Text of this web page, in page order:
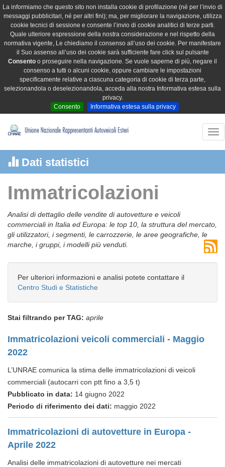
La informiamo che questo sito non installa cookie di profilazione (né per l’invio di
messaggi pubblicitari, né per altri fini); ma, per migliorare la navigazione, utilizza
cookie tecnici di sessione e consente l’invio di cookie analitici di terze parti.
Quale ulteriore espressione della nostra considerazione e nel rispetto della
normativa vigente, Le chiediamo il consenso all’uso dei cookie. Per manifestare
il Suo assenso all’uso dei cookie sarà sufficiente fare click sul pulsante
Consento o proseguire nella navigazione. Se vuole saperne di più, negare il
consenso a tutti o alcuni cookie, oppure cambiare le impostazioni
specificamente relative a ciascuna categoria di cookie di terza parte,
selezionandola o deselezionandola, acceda alla nostra Informativa estesa sulla
privacy.
Consento
Informativa estesa sulla privacy
Dati statistici
Immatricolazioni
Analisi di dettaglio delle vendite di autovetture e veicoli
commerciali in Italia ed Europa: le top 10, la struttura del mercato,
gli utilizzatori, i segmenti, le carrozzerie, le aree geografiche, le
marche, i gruppi, i modelli più venduti.
Per ulteriori informazioni e analisi potete contattare il
Centro Studi e Statistiche
Stai filtrando per TAG: aprile
Immatricolazioni veicoli commerciali - Maggio
2022
L’UNRAE comunica la stima delle immatricolazioni di veicoli
commerciali (autocarri con ptt fino a 3,5 t)
Pubblicato in data: 14 giugno 2022
Periodo di riferimento dei dati: maggio 2022
Immatricolazioni di autovetture in Europa -
Aprile 2022
Analisi delle immatricolazioni di autovetture nei mercati